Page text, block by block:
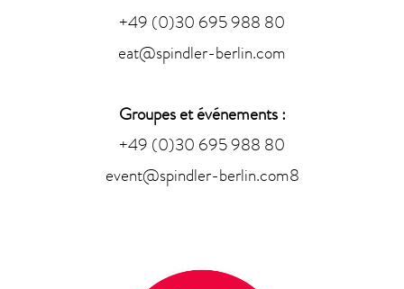
+49 (0)30 695 988 80
eat@spindler-berlin.com
Groupes et événements :
+49 (0)30 695 988 80
event@spindler-berlin.com8